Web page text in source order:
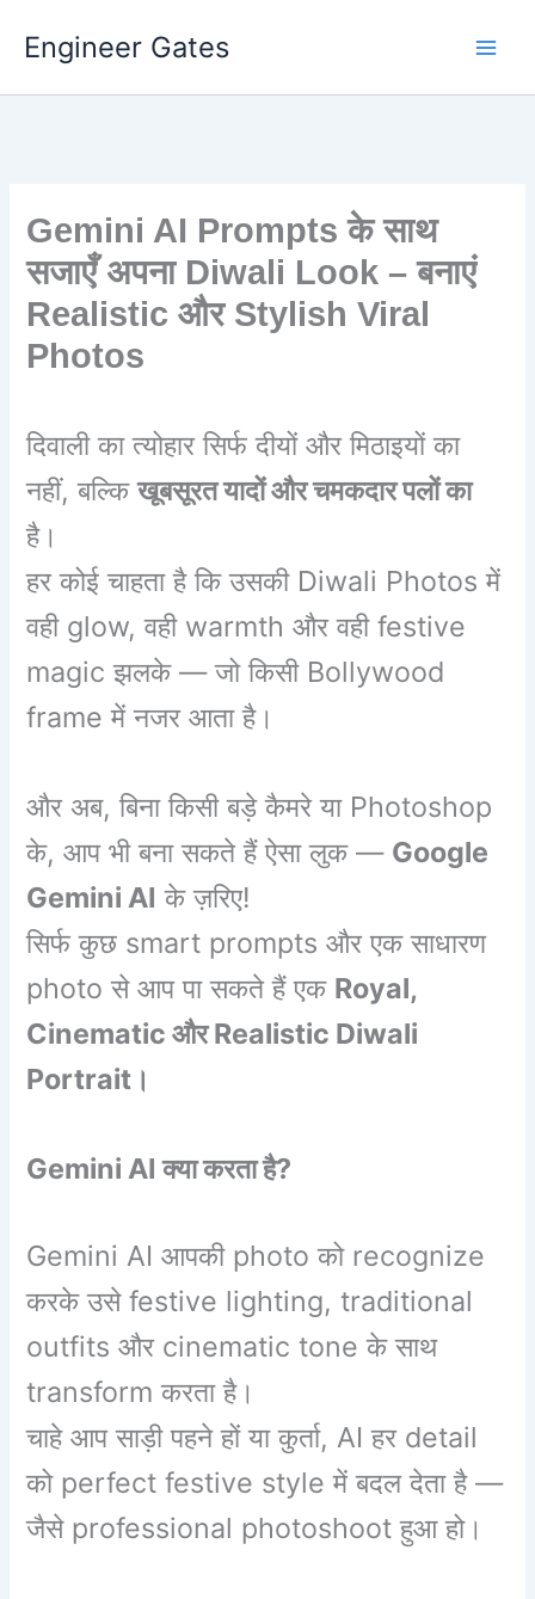
Engineer Gates
Gemini AI Prompts के साथ
सजाएँ अपना Diwali Look – बनाएं
Realistic और Stylish Viral
Photos
दिवाली का त्योहार सिर्फ दीयों और मिठाइयों का
नहीं, बल्किखूबसूरत यादों और चमकदार पलों का
है।
हर कोई चाहता है कि उसकी Diwali Photos में
वही glow, वही warmth और वही festive
magic झलके — जो किसी Bollywood
frame में नजर आता है।
और अब, बिना किसी बड़े कैमरे या Photoshop
के, आप भी बना सकते हैं ऐसा लुक — Google
Gemini AI के ज़रिए!
सिर्फ कुछ smart prompts और एक साधारण
photo से आप पा सकते हैं एक Royal,
Cinematic और Realistic Diwali
Portrait।
Gemini AI क्या करता है?
Gemini AI आपकी photo को recognize
करके उसे festive lighting, traditional
outfits और cinematic tone के साथ
transform करता है।
चाहे आप साड़ी पहने हों या कुर्ता, AI हर detail
को perfect festive style में बदल देता है —
जैसे professional photoshoot हुआ हो।